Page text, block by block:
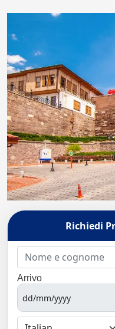
Richiedi
Arrivo